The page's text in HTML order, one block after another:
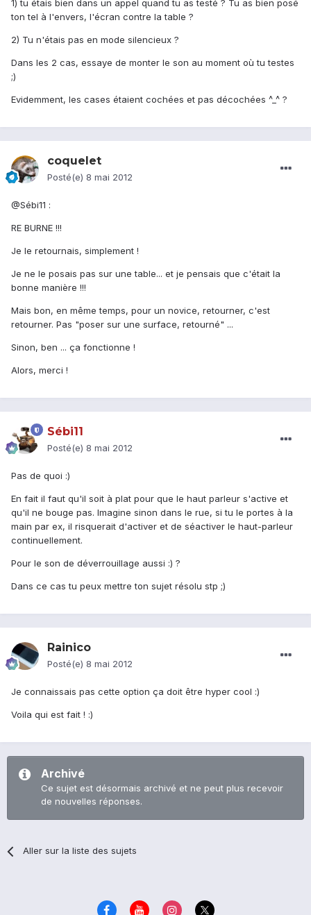
1) tu étais bien dans un appel quand tu as testé ? Tu as bien posé
ton tel à l'envers, l'écran contre la table ?
2) Tu n'étais pas en mode silencieux ?
Dans les 2 cas, essaye de monter le son au moment où tu testes
;)
Evidemment, les cases étaient cochées et pas décochées ^_^ ?
coquelet
Posté(e) 8 mai 2012
@Sébi11 :
RE BURNE !!!
Je le retournais, simplement !
Je ne le posais pas sur une table... et je pensais que c'était la
bonne manière !!!
Mais bon, en même temps, pour un novice, retourner, c'est
retourner. Pas "poser sur une surface, retourné" ...
Sinon, ben ... ça fonctionne !
Alors, merci !
Sébi11
Posté(e) 8 mai 2012
Pas de quoi :)
En fait il faut qu'il soit à plat pour que le haut parleur s'active et
qu'il ne bouge pas. Imagine sinon dans le rue, si tu le portes à la
main par ex, il risquerait d'activer et de séactiver le haut-parleur
continuellement.
Pour le son de déverrouillage aussi :) ?
Dans ce cas tu peux mettre ton sujet résolu stp ;)
Rainico
Posté(e) 8 mai 2012
Je connaissais pas cette option ça doit être hyper cool :)
Voila qui est fait ! :)
Archivé
Ce sujet est désormais archivé et ne peut plus recevoir
de nouvelles réponses.
Aller sur la liste des sujets